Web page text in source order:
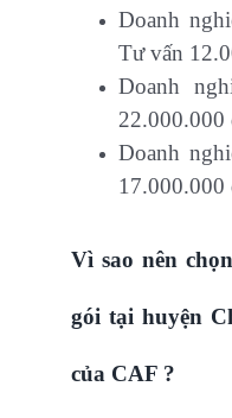
Doanh
Tư vấn
Doanh
22.000.000
Doanh
17.000.000
Vì sao nên
gói tại huyện
của CAF ?